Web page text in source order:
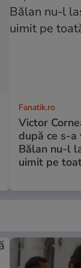
Fanatik.ro
Victor
după ce s-a
Bălan nu-l
uimit pe